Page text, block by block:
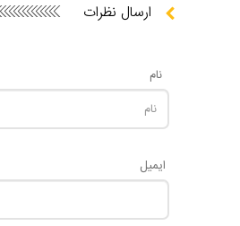
ارسال نظرات
نام
ایمیل